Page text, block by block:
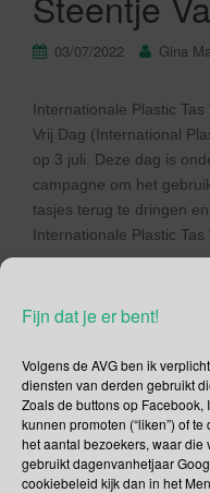
Fijn dat je er bent!
Volgens de AVG ben ik
diensten van derden gebruikt
Zoals de buttons op Facebook,
kunnen promoten (“liken”) of
het aantal bezoekers, waar
gebruikt dagenvanhetjaar
cookiebeleid kijk dan in het
03/07/2022 Gina
Internationale Plastic
Vrij Dag (International
op 3 juli. Deze dag is
campagne om het
tasjes terug te dringen
Internationale Plastic
Social Media
Je kunt me